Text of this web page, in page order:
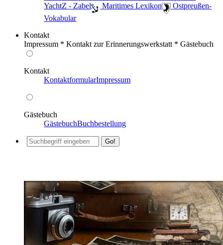
YachtZ - Zabel ️ Maritimes Lexikon
️ Ostpreußen-
Vokabular
Kontakt
Impressum * Kontakt zur Erinnerungswerkstatt * Gästebuch
Kontakt
KontaktformularImpressum
Gästebuch
GästebuchBuchbestellung